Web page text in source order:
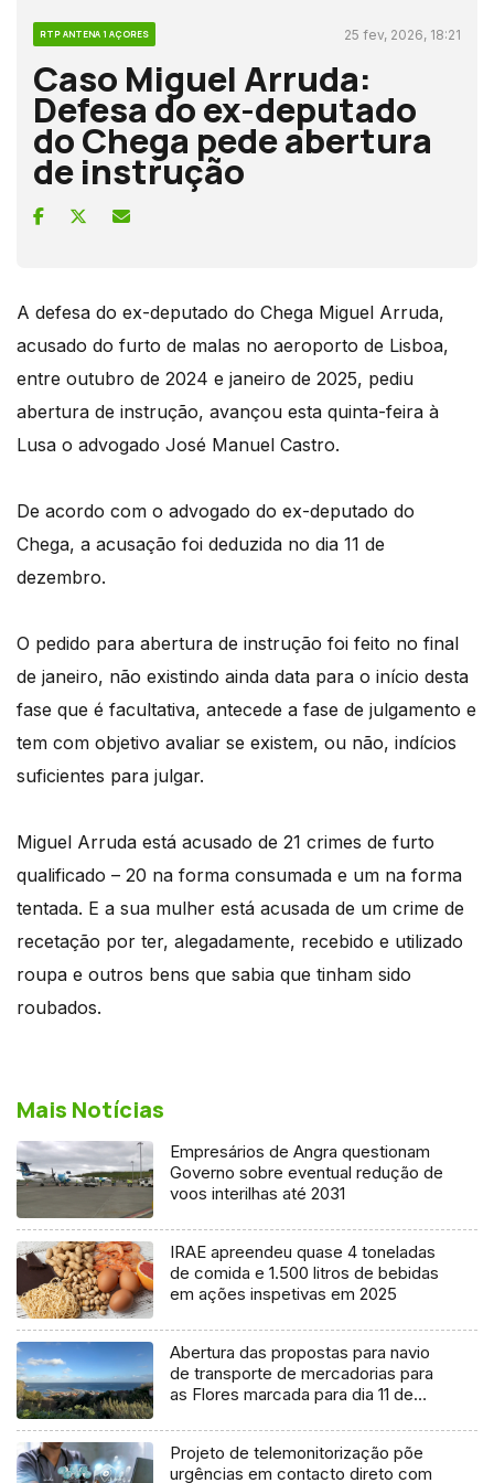
RTP ANTENA 1 AÇORES 25 fev, 2026, 18:21
Caso Miguel Arruda:
Defesa do ex-deputado
do Chega pede abertura
de instrução
A defesa do ex-deputado do Chega Miguel Arruda,
acusado do furto de malas no aeroporto de Lisboa,
entre outubro de 2024 e janeiro de 2025, pediu
abertura de instrução, avançou esta quinta-feira à
Lusa o advogado José Manuel Castro.
De acordo com o advogado do ex-deputado do
Chega, a acusação foi deduzida no dia 11 de
dezembro.
O pedido para abertura de instrução foi feito no final
de janeiro, não existindo ainda data para o início desta
fase que é facultativa, antecede a fase de julgamento e
tem com objetivo avaliar se existem, ou não, indícios
suficientes para julgar.
Miguel Arruda está acusado de 21 crimes de furto
qualificado – 20 na forma consumada e um na forma
tentada. E a sua mulher está acusada de um crime de
recetação por ter, alegadamente, recebido e utilizado
roupa e outros bens que sabia que tinham sido
roubados.
Mais Notícias
Empresários de Angra questionam
Governo sobre eventual redução de
voos interilhas até 2031
IRAE apreendeu quase 4 toneladas
de comida e 1.500 litros de bebidas
em ações inspetivas em 2025
Abertura das propostas para navio
de transporte de mercadorias para
as Flores marcada para dia 11 de
Projeto de telemonitorização põe
urgências em contacto direto com